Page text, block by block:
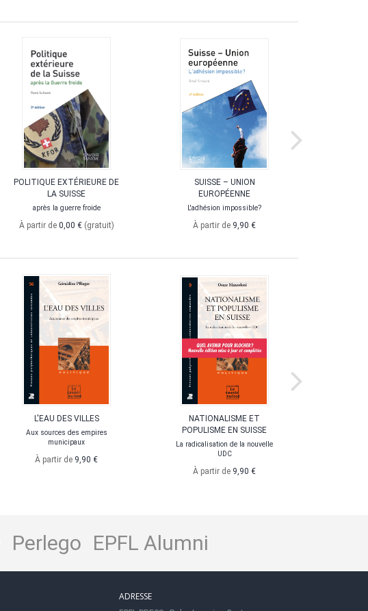
POLITIQUE EXTÉRIEURE DE
LA SUISSE
après la guerre froide
À partir de 0,00 € (gratuit)
SUISSE – UNION
EUROPÉENNE
L'adhésion impossible?
À partir de 9,90 €
L'EAU DES VILLES
Aux sources des empires
municipaux
À partir de 9,90 €
NATIONALISME ET
POPULISME EN SUISSE
La radicalisation de la nouvelle
UDC
À partir de 9,90 €
Perlego EPFL Alumni
ADRESSE